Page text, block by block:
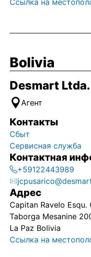
Ссылка на
Bolivia
Desmart Ltda.
Агент
Контакты
Сбыт
Сервисная служба
Контактная
+59122443989
Адрес
Capitan Ravelo
Taborga Mesanine
La Paz Bolivia
Ссылка на